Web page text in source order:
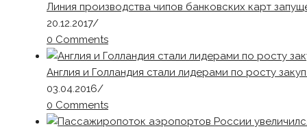
Линия производства чипов банковских карт
20.12.2017/
0 Comments
Англия и Голландия стали лидерами по росту
03.04.2016/
0 Comments